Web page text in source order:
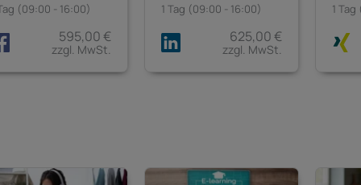
(09:00 - 16:00)
595,00 €
zzgl. MwSt.
1 Tag (09:00 - 16:00)
625,00 €
zzgl. MwSt.
1